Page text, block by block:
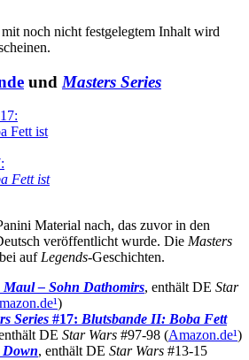
noch nicht festgelegtem Inhalt wird
und Masters Series
Fett ist
Material nach, das zuvor in den
veröffentlicht wurde. Die Masters
auf Legends-Geschichten.
Maul – Sohn Dathomirs, enthält DE Star
¹)
Series #17: Blutsbande II: Boba Fett
DE Star Wars #97-98 (Amazon.de¹)
Down, enthält DE Star Wars #13-15